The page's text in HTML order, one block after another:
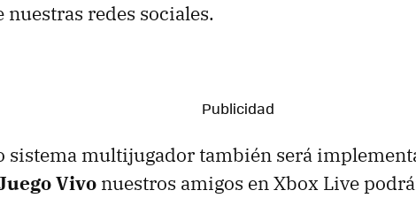
nuestras redes sociales.
sistema multijugador también será
Vivo nuestros amigos en Xbox Live